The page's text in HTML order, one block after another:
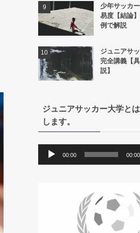
少年サッカ
易度【結論
例で解説
ジュニアサ
完全講義【
説】
ジュニアサッカー大学と
します。
00:00 00:00